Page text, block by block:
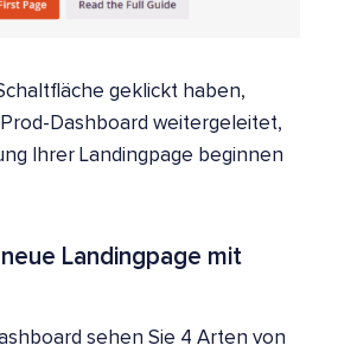
geklickt haben,
Dashboard weitergeleitet,
Ihrer Landingpage beginnen
Landingpage mit
sehen Sie 4 Arten von